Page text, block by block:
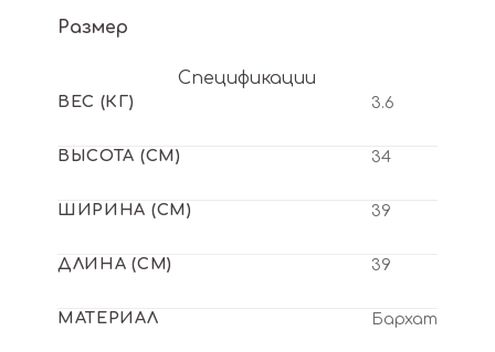
Размер
Спецификации
ВЕС (КГ) 3.6
ВЫСОТА (СМ) 34
ШИРИНА (СМ) 39
ДЛИНА (СМ) 39
МАТЕРИАЛ Бархат